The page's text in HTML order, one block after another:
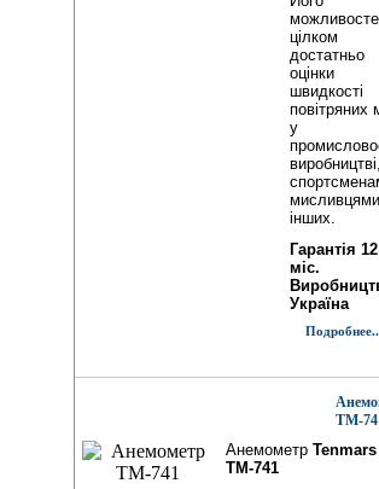
цілком
достатньо
оцінки
швидкості
повітряних
у
інших.
Гарантія 12
міс.
Україна
TM-
Анемометр Tenmars
TM-741